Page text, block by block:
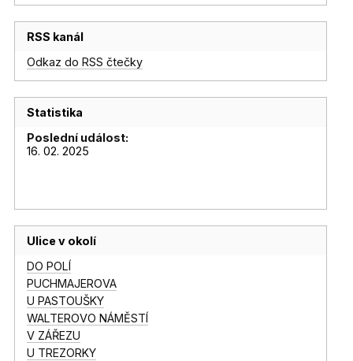
RSS kanál
Odkaz do RSS čtečky
Statistika
Poslední událost:
16. 02. 2025
Ulice v okolí
DO POLÍ
PUCHMAJEROVA
U PASTOUŠKY
WALTEROVO NÁMĚSTÍ
V ZÁŘEZU
U TREZORKY